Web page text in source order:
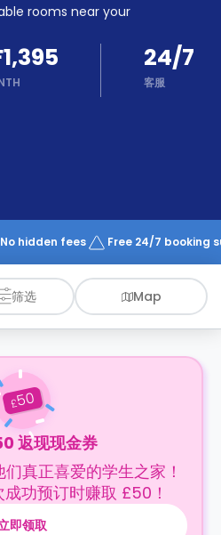
rooms near your
24/7
客服
No hidden fees Free 24/7 booking
筛选 Map
£50
返现现金券
真正喜爱的学生之家！
功预订时赚取 £50！
即领取